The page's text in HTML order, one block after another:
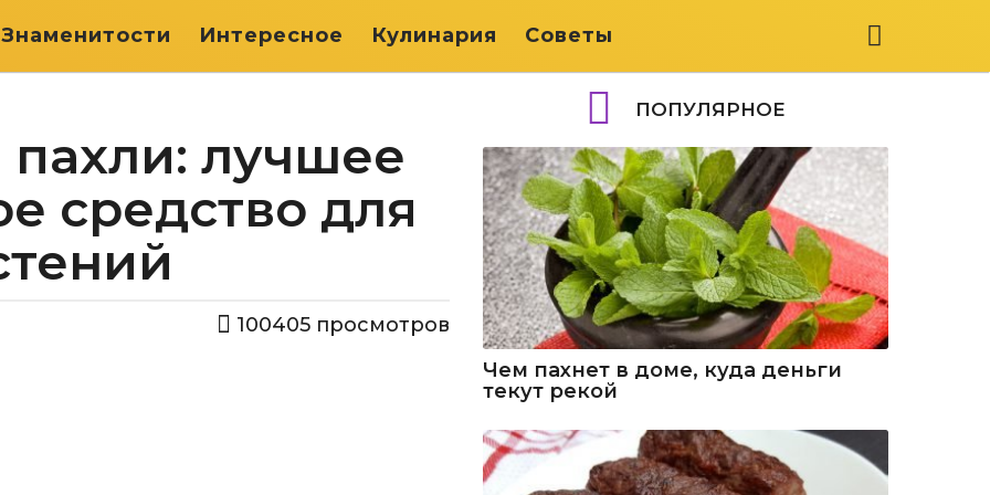
Знаменитости Интересное Кулинария Советы
лучшее
средство для
100405 просмотров
ПОПУЛЯРНОЕ
Чем пахнет в доме, куда деньги
текут рекой